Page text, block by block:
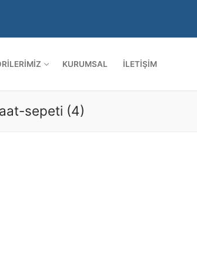
KURUMSAL İLETIŞIM
sepeti (4)